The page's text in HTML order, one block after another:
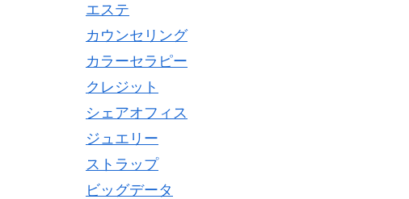
エステ
カウンセリング
カラーセラピー
クレジット
シェアオフィス
ジュエリー
ストラップ
ビッグデータ